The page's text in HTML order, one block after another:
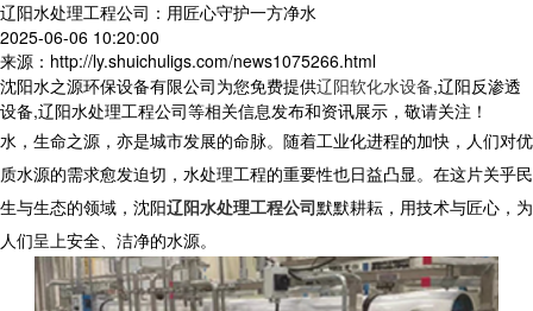
辽阳水处理工程公司：用匠心守护一方净水
2025-06-06 10:20:00
来源：http://ly.shuichuligs.com/news1075266.html
沈阳水之源环保设备有限公司为您免费提供辽阳软化水设备,辽阳反渗透
设备,辽阳水处理工程公司等相关信息发布和资讯展示，敬请关注！
水，生命之源，亦是城市发展的命脉。随着工业化进程的加快，人们对优
质水源的需求愈发迫切，水处理工程的重要性也日益凸显。在这片关乎民
生与生态的领域，沈阳辽阳水处理工程公司默默耕耘，用技术与匠心，为
人们呈上安全、洁净的水源。